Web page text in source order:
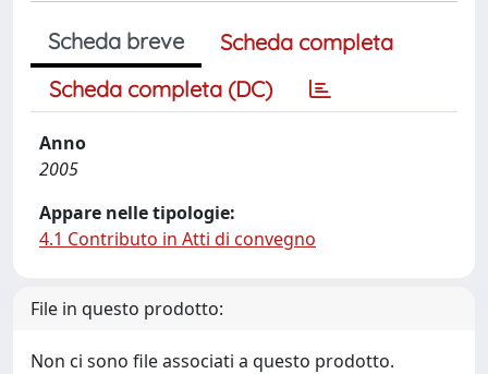
Scheda breve
Scheda completa
Scheda completa (DC)
Anno
2005
Appare nelle tipologie:
4.1 Contributo in Atti di convegno
File in questo prodotto:
Non ci sono file associati a questo prodotto.